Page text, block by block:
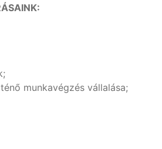
munkavégzés vállalása;